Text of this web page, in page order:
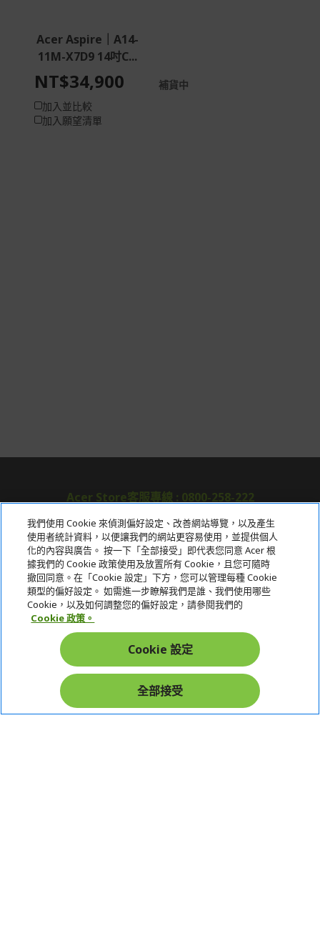
Acer Aspire｜A14-
11M-X7D9 14吋C...
NT$34,900
補貨中
加入並比較
加入願望清單
Acer Store客服專線 : 0800-258-222
關於宏碁
服務
宏碁網路商城
在社群上追蹤 Acer
我們使用 Cookie 來偵測偏好設定、改善網站導覽，以及產生
使用者統計資料，以便讓我們的網站更容易使用，並提供個人
化的內容與廣告。 按一下「全部接受」即代表您同意 Acer 根
據我們的 Cookie 政策使用及放置所有 Cookie，且您可隨時
撤回同意。在「Cookie 設定」下方，您可以管理每種 Cookie
類型的偏好設定。 如需進一步瞭解我們是誰、我們使用哪些
Cookie，以及如何調整您的偏好設定，請參閱我們的
Cookie 政策。
Cookie 設定
全部接受